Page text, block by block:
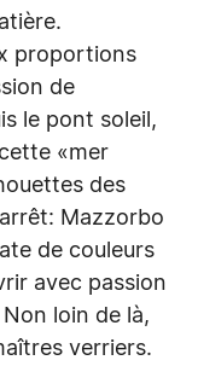
proportions
de
le pont soleil,
«mer
des
Mazzorbo
de couleurs
avec passion
loin de là,
verriers.